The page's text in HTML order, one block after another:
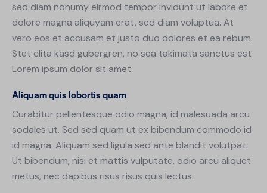
sed diam nonumy eirmod tempor invidunt ut labore et
dolore magna aliquyam erat, sed diam voluptua. At
vero eos et accusam et justo duo dolores et ea rebum.
Stet clita kasd gubergren, no sea takimata sanctus est
Lorem ipsum dolor sit amet.
Aliquam quis lobortis quam
Curabitur pellentesque odio magna, id malesuada arcu
sodales ut. Sed sed quam ut ex bibendum commodo id
id magna. Aliquam sed ligula sed ante blandit volutpat.
Ut bibendum, nisi et mattis vulputate, odio arcu aliquet
metus, nec dapibus risus risus quis lectus.